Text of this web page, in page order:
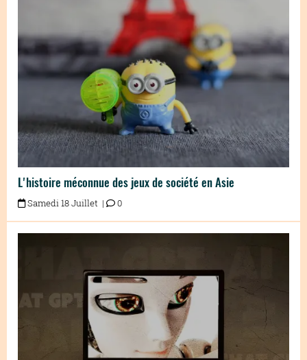
L'histoire méconnue des jeux de société en Asie
Samedi 18 Juillet | 0